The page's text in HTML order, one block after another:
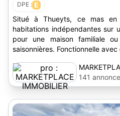
DPE : E
Situé à Thueyts, ce mas
habitations indépendantes sur
pour une maison familiale
saisonnières. Fonctionnelle
IMMOBILIER
141